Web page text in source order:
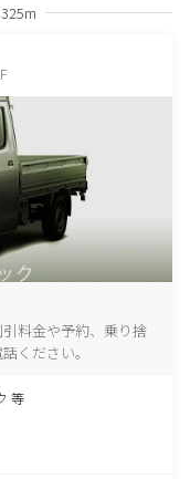
325m
料金や予約、乗り捨
ください。
等